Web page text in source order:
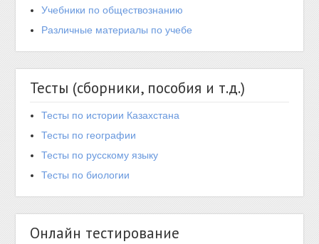
Учебники по обществознанию
Различные материалы по учебе
Тесты (сборники, пособия и т.д.)
Тесты по истории Казахстана
Тесты по географии
Тесты по русскому языку
Тесты по биологии
Онлайн тестирование